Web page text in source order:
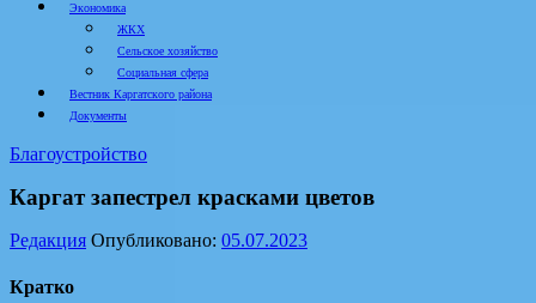
Экономика
ЖКХ
Сельское хозяйство
Социальная сфера
Вестник Каргатского района
Документы
Благоустройство
Каргат запестрел красками цветов
Редакция Опубликовано: 05.07.2023
Кратко